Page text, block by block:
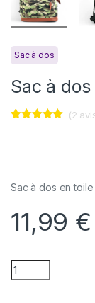
Sac à dos
Sac à
client
(2
Sac à dos en
11,99 €